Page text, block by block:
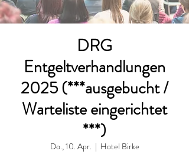
DRG
Entgeltverhandlungen
2025 (***ausgebucht /
Warteliste eingerichtet
***)
Do., 10. Apr.
  |
Hotel Birke